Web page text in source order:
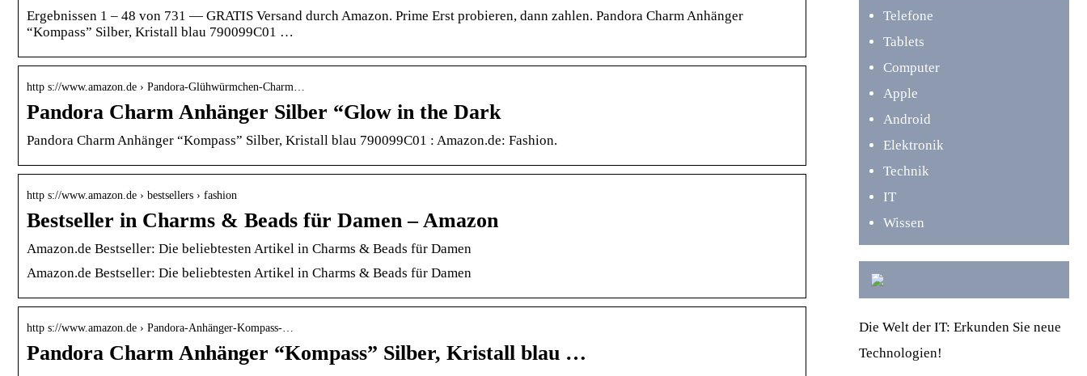
Ergebnissen 1 – 48 von 731 — GRATIS Versand durch Amazon. Prime Erst probieren, dann zahlen. Pandora Charm Anhänger
“Kompass” Silber, Kristall blau 790099C01 …
http s://www.amazon.de › Pandora-Glühwürmchen-Charm…
Pandora Charm Anhänger Silber “Glow in the Dark
Pandora Charm Anhänger “Kompass” Silber, Kristall blau 790099C01 : Amazon.de: Fashion.
http s://www.amazon.de › bestsellers › fashion
Bestseller in Charms & Beads für Damen – Amazon
Amazon.de Bestseller: Die beliebtesten Artikel in Charms & Beads für Damen
Amazon.de Bestseller: Die beliebtesten Artikel in Charms & Beads für Damen
http s://www.amazon.de › Pandora-Anhänger-Kompass-…
Pandora Charm Anhänger “Kompass” Silber, Kristall blau …
Telefone
Tablets
Computer
Apple
Android
Elektronik
Technik
IT
Wissen
Die Welt der IT: Erkunden Sie neue
Technologien!